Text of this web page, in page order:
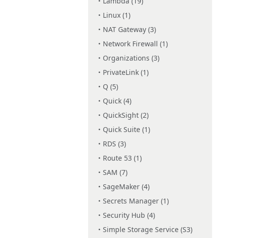
Linux (1)
NAT Gateway (3)
Network Firewall (1)
Organizations (3)
PrivateLink (1)
Q (5)
Quick (4)
QuickSight (2)
Quick Suite (1)
RDS (3)
Route 53 (1)
SAM (7)
SageMaker (4)
Secrets Manager (1)
Security Hub (4)
Simple Storage Service (S3)